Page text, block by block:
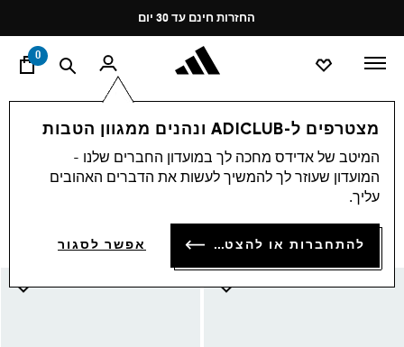
Pause
promotion
rotation
החזרות חינם עד 30 יום
0
מצטרפים ל-ADICLUB ונהנים ממגוון הטבות
המיטב של אדידס מחכה לך במועדון החברים שלנו -
המועדון שעוזר לך להמשיך לעשות את הדברים האהובים
עליך.
להתחברות או להצטרפות אפשר לסגור
שחיה- נשים
סינון ומיון